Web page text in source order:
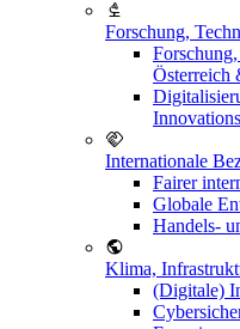
Forschung,
Österreich
Internationale
Fairer
Globale
Handels-
Klima,
(Digitale)